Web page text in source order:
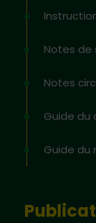
Notes de
Notes
Guide du
Guide